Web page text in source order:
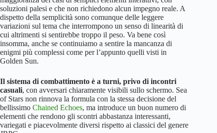
soluzioni palesi e che non richiedono alcun impegno reale. A
dispetto della semplicità sono comunque delle leggere
variazioni sul tema che interrompono un senso di linearità di
cui altrimenti si sentirebbe troppo il peso. Va bene così
insomma, anche se continuiamo a sentire la mancanza di
enigmi più complessi come per l’appunto quelli visti in
Golden Sun.
Il sistema di combattimento è a turni, privo di incontri
casuali, con avversari chiaramente visibili sullo schermo. Sea
of Stars non rinnova la formula con la stessa decisione del
bellissimo Chained Echoes, ma introduce un buon numero di
elementi che rendono gli scontri abbastanza interessanti,
variegati e piacevolmente diversi rispetto ai classici del genere